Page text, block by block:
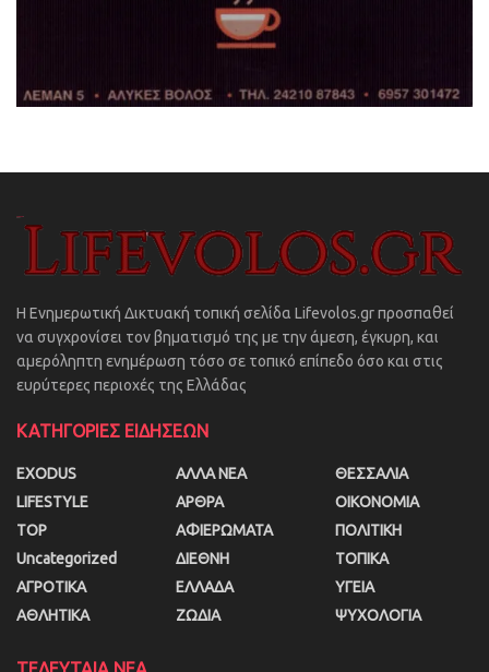
Η Ενημερωτική Δικτυακή τοπική σελίδα Lifevolos.gr προσπαθεί
να συγχρονίσει τον βηματισμό της με την άμεση, έγκυρη, και
αμερόληπτη ενημέρωση τόσο σε τοπικό επίπεδο όσο και στις
ευρύτερες περιοχές της Ελλάδας
ΚΑΤΗΓΟΡΙΕΣ ΕΙΔΗΣΕΩΝ
EXODUS
LIFESTYLE
TOP
Uncategorized
ΑΓΡΟΤΙΚΑ
ΑΘΛΗΤΙΚΑ
ΑΛΛΑ ΝΕΑ
ΑΡΘΡΑ
ΑΦΙΕΡΩΜΑΤΑ
ΔΙΕΘΝΗ
ΕΛΛΑΔΑ
ΖΩΔΙΑ
ΘΕΣΣΑΛΙΑ
ΟΙΚΟΝΟΜΙΑ
ΠΟΛΙΤΙΚΗ
ΤΟΠΙΚΑ
ΥΓΕΙΑ
ΨΥΧΟΛΟΓΙΑ